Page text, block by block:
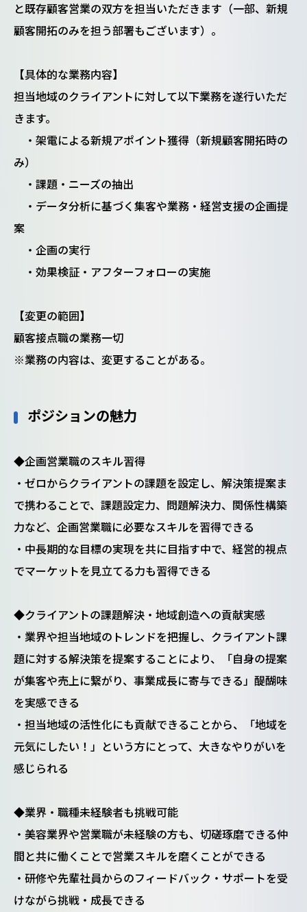
と既存顧客営業の双方を担当いただきます（一部、新規
顧客開拓のみを担う部署もございます）。
【具体的な業務内容】
担当地域のクライアントに対して以下業務を遂行いただ
きます。
・架電による新規アポイント獲得（新規顧客開拓時の
み）
・課題・ニーズの抽出
・データ分析に基づく集客や業務・経営支援の企画提
案
・企画の実行
・効果検証・アフターフォローの実施
【変更の範囲】
顧客接点職の業務一切
※業務の内容は、変更することがある。
ポジションの魅力
◆企画営業職のスキル習得
・ゼロからクライアントの課題を設定し、解決策提案ま
で携わることで、課題設定力、問題解決力、関係性構築
力など、企画営業職に必要なスキルを習得できる
・中長期的な目標の実現を共に目指す中で、経営的視点
でマーケットを見立てる力も習得できる
◆クライアントの課題解決・地域創造への貢献実感
・業界や担当地域のトレンドを把握し、クライアント課
題に対する解決策を提案することにより、「自身の提案
が集客や売上に繋がり、事業成長に寄与できる」醍醐味
を実感できる
・担当地域の活性化にも貢献できることから、「地域を
元気にしたい！」という方にとって、大きなやりがいを
感じられる
◆業界・職種未経験者も挑戦可能
・美容業界や営業職が未経験の方も、切磋琢磨できる仲
間と共に働くことで営業スキルを磨くことができる
・研修や先輩社員からのフィードバック・サポートを受
けながら挑戦・成長できる